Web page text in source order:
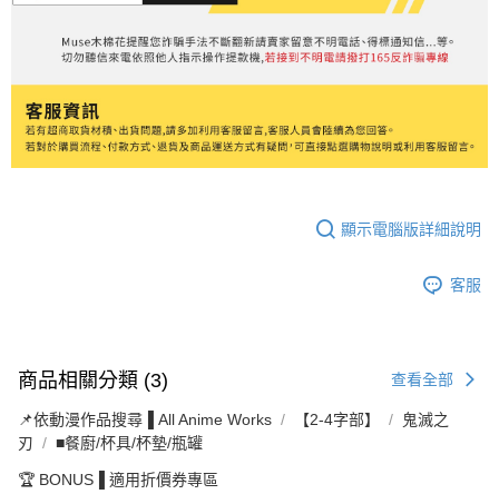
顯示電腦版詳細說明
客服
商品相關分類 (3) 查看全部
📌依動漫作品搜尋▐ All Anime Works 【2-4字部】
鬼滅之
刃
■餐廚/杯具/杯墊/瓶罐
🏆 BONUS▐ 適用折價券專區